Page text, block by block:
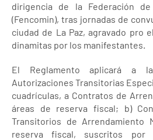
dirigencia de la Federación de
(Fencomin), tras jornadas de
ciudad de La Paz, agravado pro
dinamitas por los manifestantes.
El Reglamento aplicará a
Autorizaciones Transitorias
cuadrículas, a Contratos de
áreas de reserva fiscal; b)
Transitorios de Arrendamiento
reserva fiscal, suscritos por